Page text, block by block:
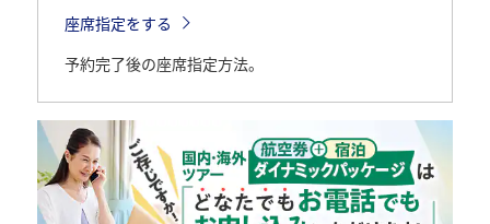
座席指定をする
予約完了後の座席指定方法。